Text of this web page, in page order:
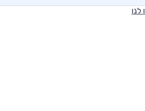
לנו